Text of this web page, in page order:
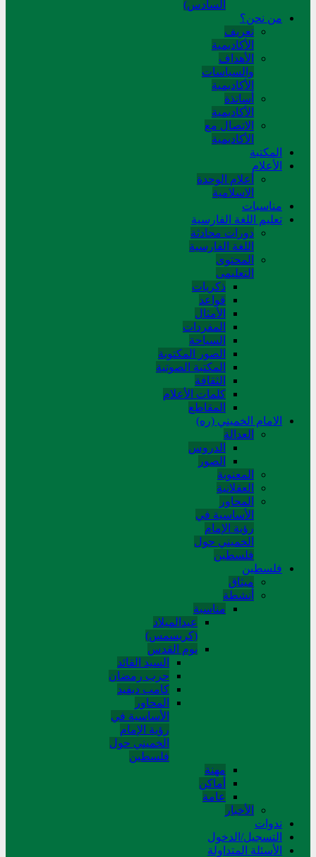
السادس)
من نحن؟
تعريف
الأكاديمية
الأهداف
والسياسات
الأكاديمية
أساتذة
الأكاديمية
الاتصال مع
الأكاديمية
المکتبة
الأعلام
أعلام الوحدة
الاسلامية
مناسبات
تعلیم اللغة الفارسیة
دورات محادثة
اللغة الفارسیة
المحتوی
التعلیمی
ذکریات
قواعد
الأمثال
المفردات
السیاحة
الصور المکتوبة
المکتبة الصوتیة
الثقافة
کلمات الأعلام
المقاطع
الامام الخميني (ره)
العدالة
الدروس
الصور
المعنوية
العقلانية
المحاور
الأساسیة في
رؤیة الإمام
الخمیني حول
فلسطین
فلسطین
میثاق
أنشطة
مناسبة
عیدالمیلاد
(کریسمس)
یوم القدس
السید القائد
حرب رمضان
کامب دیفید
المحاور
الأساسية في
رؤية الإمام
الخميني حول
فلسطین
مهنة
أماکن
عامة
الأخبار
ندوات
التسجیل/الدخول
الأسئلة المتداولة